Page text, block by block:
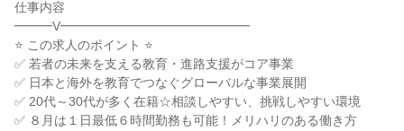
仕事内容
━━━V━━━━━━━━━━━━━━━
⭐ この求人のポイント ⭐
✅ 若者の未来を支える教育・進路支援がコア事業
✅ 日本と海外を教育でつなぐグローバルな事業展開
✅ 20代～30代が多く在籍☆相談しやすい、挑戦しやすい環境
✅ ８月は１日最低６時間勤務も可能！メリハリのある働き方